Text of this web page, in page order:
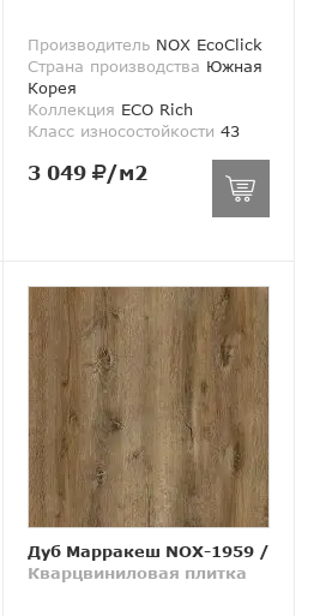
Производитель NOX EcoClick
Страна производства Южная
Корея
Коллекция ECO Rich
Класс износостойкости 43
3 049 /м2
Дуб Марракеш NOX-1959 /
Кварцвиниловая плитка